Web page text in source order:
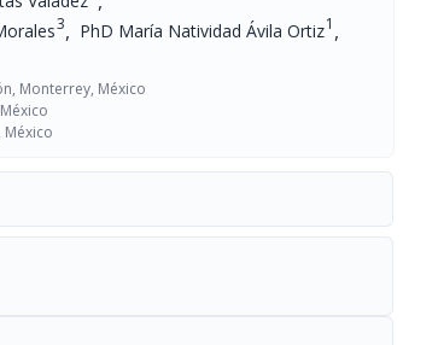
3, PhD María Natividad Ávila Ortiz1 ,
Monterrey, México